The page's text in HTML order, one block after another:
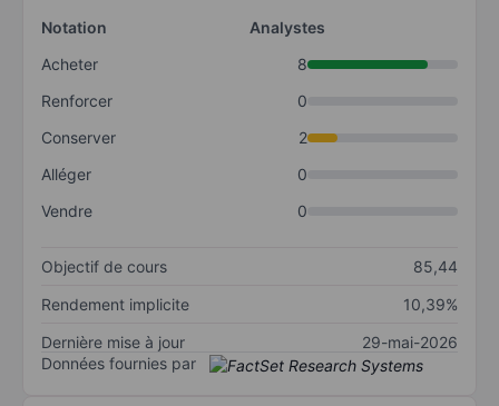
Notation
Analystes
Acheter
8
Renforcer
0
Conserver
2
Alléger
0
Vendre
0
Objectif de cours
85,44
Rendement implicite
10,39%
Dernière mise à jour
29-mai-2026
Données fournies par